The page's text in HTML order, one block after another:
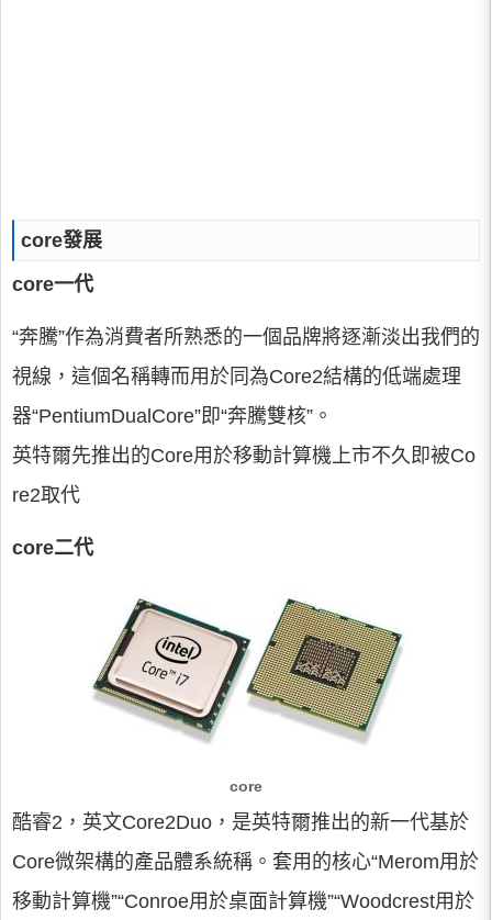
core發展
core一代
“奔騰”作為消費者所熟悉的一個品牌將逐漸淡出我們的
視線，這個名稱轉而用於同為Core2結構的低端處理
器“PentiumDualCore”即“奔騰雙核”。
英特爾先推出的Core用於移動計算機上市不久即被Co
re2取代
core二代
core
酷睿2，英文Core2Duo，是英特爾推出的新一代基於
Core微架構的產品體系統稱。套用的核心“Merom用於
移動計算機”“Conroe用於桌面計算機”“Woodcrest用於